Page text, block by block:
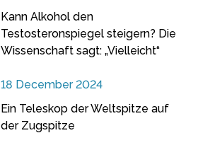
Kann Alkohol den
Testosteronspiegel steigern? Die
Wissenschaft sagt: „Vielleicht“
18 December 2024
Ein Teleskop der Weltspitze auf
der Zugspitze